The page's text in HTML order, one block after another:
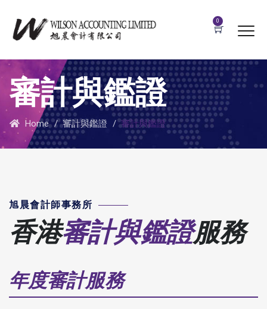
0
審計與鑑證
Home/審計與鑑證 /審計與鑑證
旭晨會計師事務所
香港審計與鑑證服務
年度審計服務